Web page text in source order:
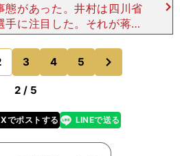
態があった。井村は四川省
に注目した。それが蒋亭
／ジャン・ティンティン）
ンウェン）だった。ともに
柔らかく、
のページへ3 4 5
のページへ
2 / 5
Xでポストする
line LINEで送る